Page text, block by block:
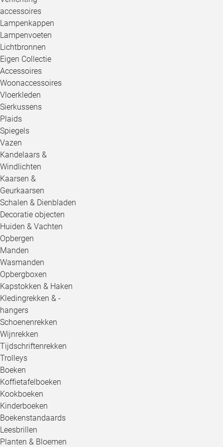
accessoires
Lampenkappen
Lampenvoeten
Lichtbronnen
Eigen Collectie
Accessoires
Woonaccessoires
Vloerkleden
Sierkussens
Plaids
Spiegels
Vazen
Kandelaars &
Windlichten
Kaarsen &
Geurkaarsen
Schalen & Dienbladen
Decoratie objecten
Huiden & Vachten
Opbergen
Manden
Wasmanden
Opbergboxen
Kapstokken & Haken
Kledingrekken & -
hangers
Schoenenrekken
Wijnrekken
Tijdschriftenrekken
Trolleys
Boeken
Koffietafelboeken
Kookboeken
Kinderboeken
Boekenstandaards
Leesbrillen
Planten & Bloemen